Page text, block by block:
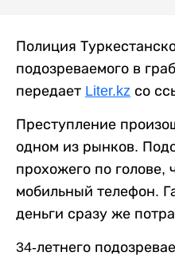
Полиция
подозреваемого в
передает Liter.kz со
Преступление
одном из рынков.
прохожего по голове,
мобильный телефон.
деньги сразу же
34-летнего